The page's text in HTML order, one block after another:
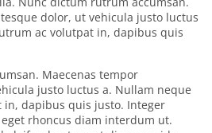
dolor, ut vehicula justo luctus
ac volutpat in, dapibus quis
Maecenas tempor
justo luctus a. Nullam neque
dapibus quis justo. Integer
rhoncus diam interdum ut.